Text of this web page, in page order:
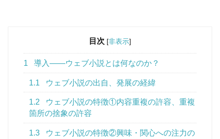
目次 [非表示]
1 導入――ウェブ小説とは何なのか？
1.1 ウェブ小説の出自、発展の経緯
1.2
ウェブ小説の特徴①内容重複の許容、重複
箇所の捨象の許容
1.3
ウェブ小説の特徴②興味・関心への注力の